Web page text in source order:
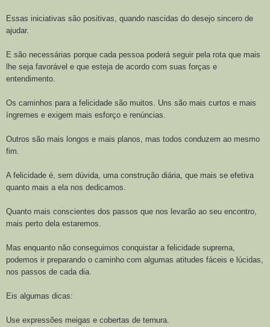
Essas iniciativas são positivas, quando nascidas do desejo sincero de
ajudar.
E são necessárias porque cada pessoa poderá seguir pela rota que mais
lhe seja favorável e que esteja de acordo com suas forças e
entendimento.
Os caminhos para a felicidade são muitos. Uns são mais curtos e mais
íngremes e exigem mais esforço e renúncias.
Outros são mais longos e mais planos, mas todos conduzem ao mesmo
fim.
A felicidade é, sem dúvida, uma construção diária, que mais se efetiva
quanto mais a ela nos dedicamos.
Quanto mais conscientes dos passos que nos levarão ao seu encontro,
mais perto dela estaremos.
Mas enquanto não conseguimos conquistar a felicidade suprema,
podemos ir preparando o caminho com algumas atitudes fáceis e lúcidas,
nos passos de cada dia.
Eis algumas dicas:
Use expressões meigas e cobertas de ternura.